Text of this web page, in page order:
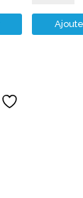
de
CA_045HY